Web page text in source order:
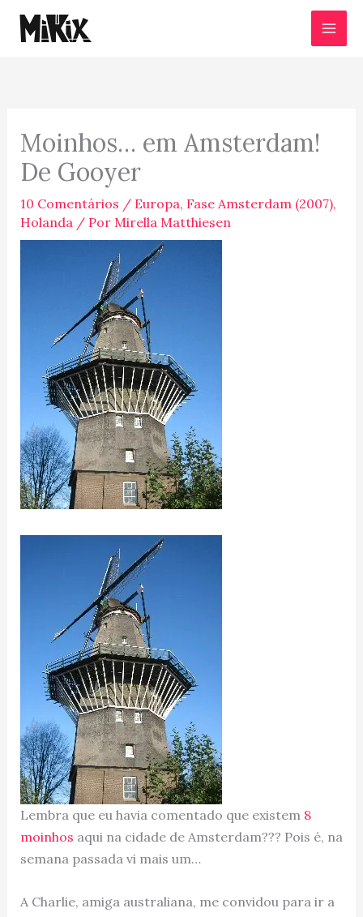
para
Moinhos… em Amsterdam!
De Gooyer
10 Comentários / Europa, Fase Amsterdam (2007),
Holanda/ Por Mirella Matthiesen
Lembra que eu havia comentado que existem 8
moinhos aqui na cidade de Amsterdam??? Pois é, na
semana passada vi mais um…
A Charlie, amiga australiana, me convidou para ir a